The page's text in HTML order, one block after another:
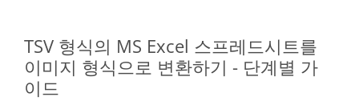
TSV 형식의 MS Excel 스프레드시트를
이미지 형식으로 변환하기 - 단계별 가
이드